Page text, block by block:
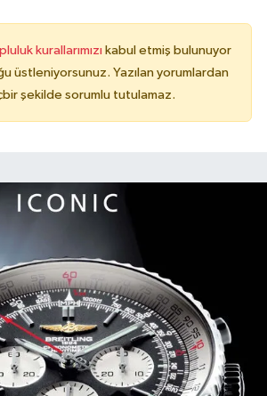
kurallarımızı kabul etmiş bulunuyor
üstleniyorsunuz. Yazılan yorumlardan
şekilde sorumlu tutulamaz.